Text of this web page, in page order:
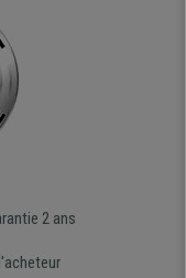
2 ans